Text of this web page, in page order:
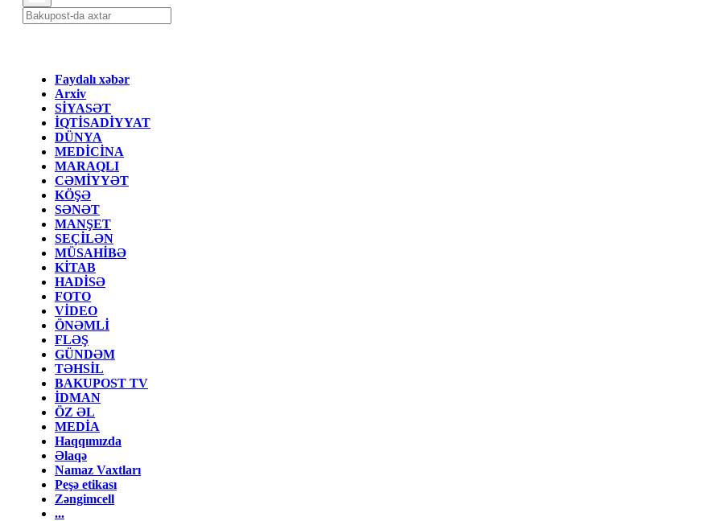
Faydalı xəbər
Arxiv
SİYASƏT
İQTİSADİYYAT
DÜNYA
MEDİCİNA
MARAQLI
CƏMİYYƏT
KÖŞƏ
SƏNƏT
MANŞET
SEÇİLƏN
MÜSAHİBƏ
KİTAB
HADİSƏ
FOTO
VİDEO
ÖNƏMLİ
FLƏŞ
GÜNDƏM
TƏHSİL
BAKUPOST TV
İDMAN
ÖZ ƏL
MEDİA
Haqqımızda
Əlaqə
Namaz Vaxtları
Peşə etikası
Zəngimcell
...